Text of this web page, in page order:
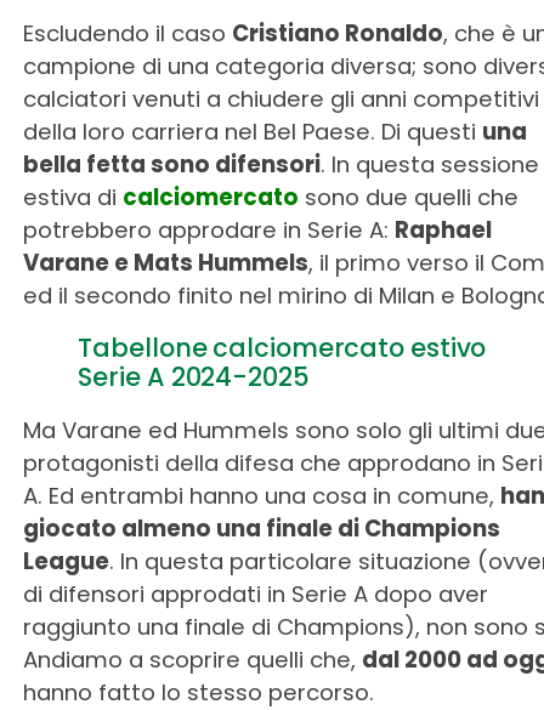
Escludendo il caso Cristiano Ronaldo, che è
campione di una categoria diversa; sono
calciatori venuti a chiudere gli anni competitivi
della loro carriera nel Bel Paese. Di questi una
bella fetta sono difensori. In questa sessione
estiva di calciomercato sono due quelli che
potrebbero approdare in Serie A: Raphael
Varane e Mats Hummels, il primo verso il
ed il secondo finito nel mirino di Milan e
Tabellone calciomercato estivo
Serie A 2024-2025
Ma Varane ed Hummels sono solo gli ultimi
protagonisti della difesa che approdano in
A. Ed entrambi hanno una cosa in comune,
giocato almeno una finale di Champions
League. In questa particolare situazione
di difensori approdati in Serie A dopo aver
raggiunto una finale di Champions), non sono
Andiamo a scoprire quelli che, dal 2000 ad
hanno fatto lo stesso percorso.